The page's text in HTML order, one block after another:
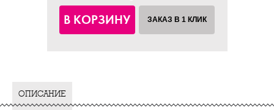
В КОРЗИНУ ЗАКАЗ В 1 КЛИК
ОПИСАНИЕ